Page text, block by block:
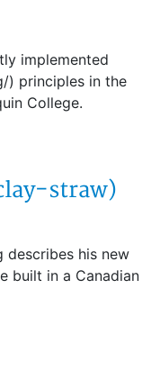
implemented
) principles in the
College.
straw)
describes his new
built in a Canadian